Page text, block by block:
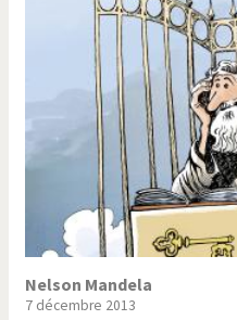
Vous avez dit "Islam"?
Nelson Mandela
7 décembre 2013